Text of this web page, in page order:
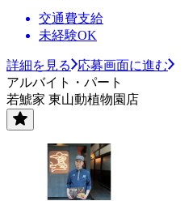
交通費支給
未経験OK
詳細を見る
応募画面に進む
アルバイト・パート
若鯱家 東山動植物園店